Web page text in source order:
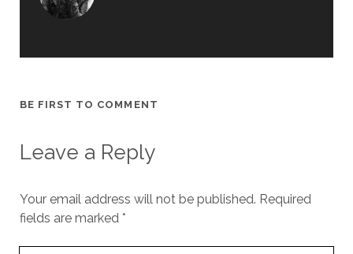
BE FIRST TO COMMENT
Leave a Reply
Your email address will not be published. Required
fields are marked *